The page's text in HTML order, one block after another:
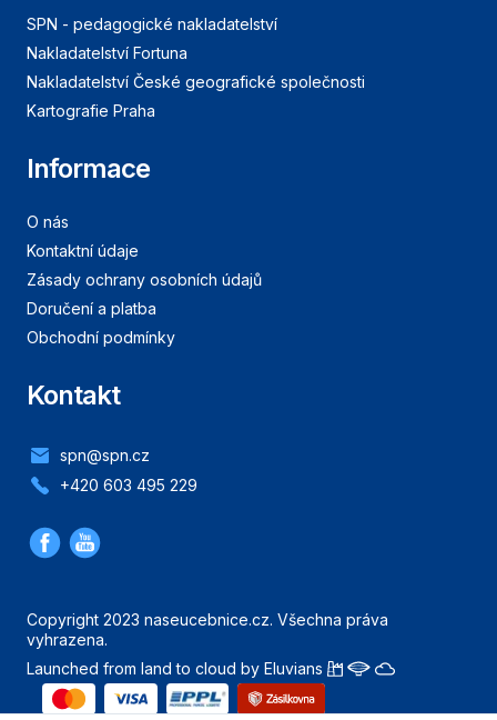
SPN - pedagogické nakladatelství
Nakladatelství Fortuna
Nakladatelství České geografické společnosti
Kartografie Praha
Informace
O nás
Kontaktní údaje
Zásady ochrany osobních údajů
Doručení a platba
Obchodní podmínky
Kontakt
spn@spn.cz
+420 603 495 229
Copyright 2023 naseucebnice.cz. Všechna práva
vyhrazena.
Launched from land to cloud by Eluvians